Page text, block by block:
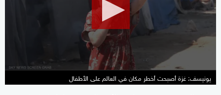
يونيسف: غزة أصبحت أخطر مكان في العالم على الأطفال